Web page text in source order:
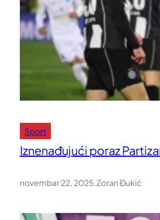
Sport
Iznenađujući poraz
novembar 22, 2025.Zoran Đukić